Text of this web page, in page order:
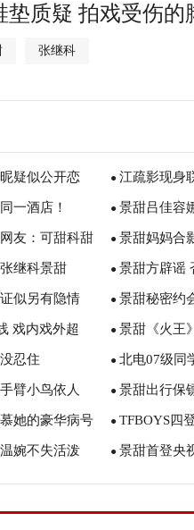
垫质疑 拍戏受伤
张继科
疑似公开恋 ● 江疏影现身
代》！
一酒店！ ● 景甜吕佳容
魅力
友：可甜科甜 ● 景甜妈妈合
继科景甜 ● 景甜方辟谣
似另有隐情 ● 景甜秘密约
戏内戏外超 ● 景甜《火王
了
忍住 ● 北电07级同
臂小鸟依人 ● 景甜出行保
她的豪华病号 ● TFBOYS四
婉不失活泼 ● 景甜首登央